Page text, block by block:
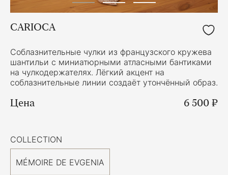
CARIOCA
Соблазнительные чулки из французского кружева
шантильи с миниатюрными атласными бантиками
на чулкодержателях. Лёгкий акцент на
соблазнительные линии создаёт утончённый образ.
Цена 6 500 ₽
COLLECTION
MÉMOIRE DE EVGENIA